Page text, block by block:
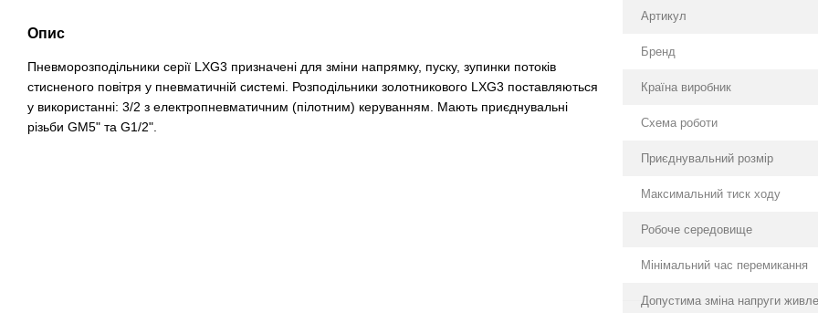
Опис
Пневморозподільники серії LXG3 призначені для зміни напрямку, пуску, зупинки потоків
стисненого повітря у пневматичній системі. Розподільники золотникового LXG3 поставляються
у використанні: 3/2 з електропневматичним (пілотним) керуванням. Мають приєднувальні
різьби GM5" та G1/2".
Артикул
Бренд
Країна виробник
Схема роботи
Приєднувальний розмір
Максимальний тиск ходу
Робоче середовище
Мінімальний час перемикання
Допустима зміна напруги